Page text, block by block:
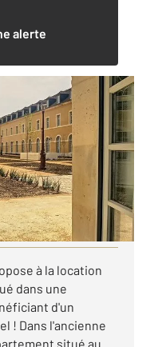
alerte
à la location
dans une
d'un
! Dans l'ancienne
situé au